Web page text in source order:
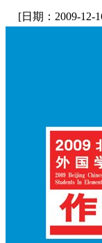
[日期：2009-12-